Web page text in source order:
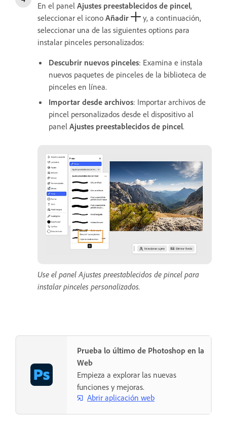
En el panel Ajustes preestablecidos de pincel,
seleccionar el icono Añadir
y, a continuación,
seleccionar una de las siguientes options para
instalar pinceles personalizados:
Descubrir nuevos pinceles: Examina e instala
nuevos paquetes de pinceles de la biblioteca de
pinceles en línea.
Importar desde archivos: Importar archivos de
pincel personalizados desde el dispositivo al
panel Ajustes preestablecidos de pincel.
Use el panel Ajustes preestablecidos de pincel para
instalar pinceles personalizados.
Prueba lo último de Photoshop en la
Web
Empieza a explorar las nuevas
funciones y mejoras.
Abrir aplicación web